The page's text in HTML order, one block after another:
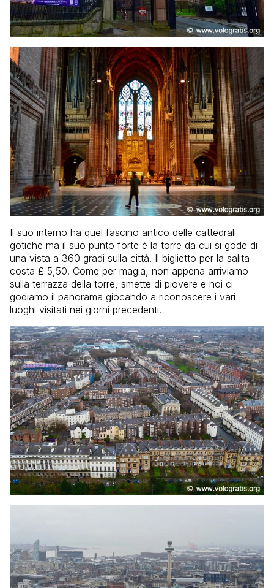
Il suo interno ha quel fascino antico delle cattedrali
gotiche ma il suo punto forte è la torre da cui si gode di
una vista a 360 gradi sulla città. Il biglietto per la salita
costa £ 5,50. Come per magia, non appena arriviamo
sulla terrazza della torre, smette di piovere e noi ci
godiamo il panorama giocando a riconoscere i vari
luoghi visitati nei giorni precedenti.